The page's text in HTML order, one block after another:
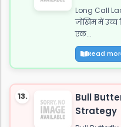
Long Call
जोखिम में उच्च
एक...
Read
13.
Bull
Strategy